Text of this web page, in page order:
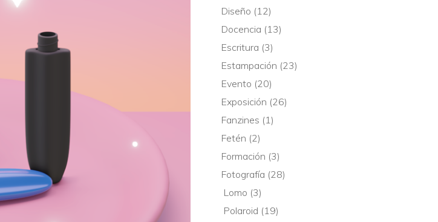
Diseño (12)
Docencia (13)
Escritura (3)
Estampación (23)
Evento (20)
Exposición (26)
Fanzines (1)
Fetén (2)
Formación (3)
Fotografía (28)
Lomo (3)
Polaroid (19)